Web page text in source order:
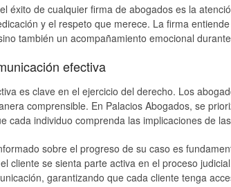
éxito de cualquier firma de abogados es la
y el respeto que merece. La firma
también un acompañamiento emocional
efectiva
es clave en el ejercicio del derecho. Los
comprensible. En Palacios Abogados, se
cada individuo comprenda las implicaciones de
sobre el progreso de su caso es
cliente se sienta parte activa en el proceso
garantizando que cada cliente tenga